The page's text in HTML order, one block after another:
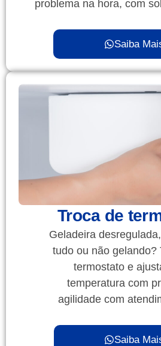
problema na hora, com
Saiba
Troca de
Geladeira
tudo ou não gelando?
termostato e
temperatura com
agilidade com
Saiba